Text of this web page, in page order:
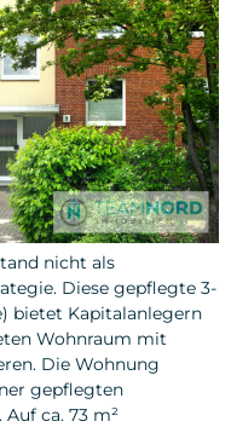
nicht als
Diese gepflegte 3-
bietet Kapitalanlegern
Wohnraum mit
Die Wohnung
gepflegten
ca. 73 m²